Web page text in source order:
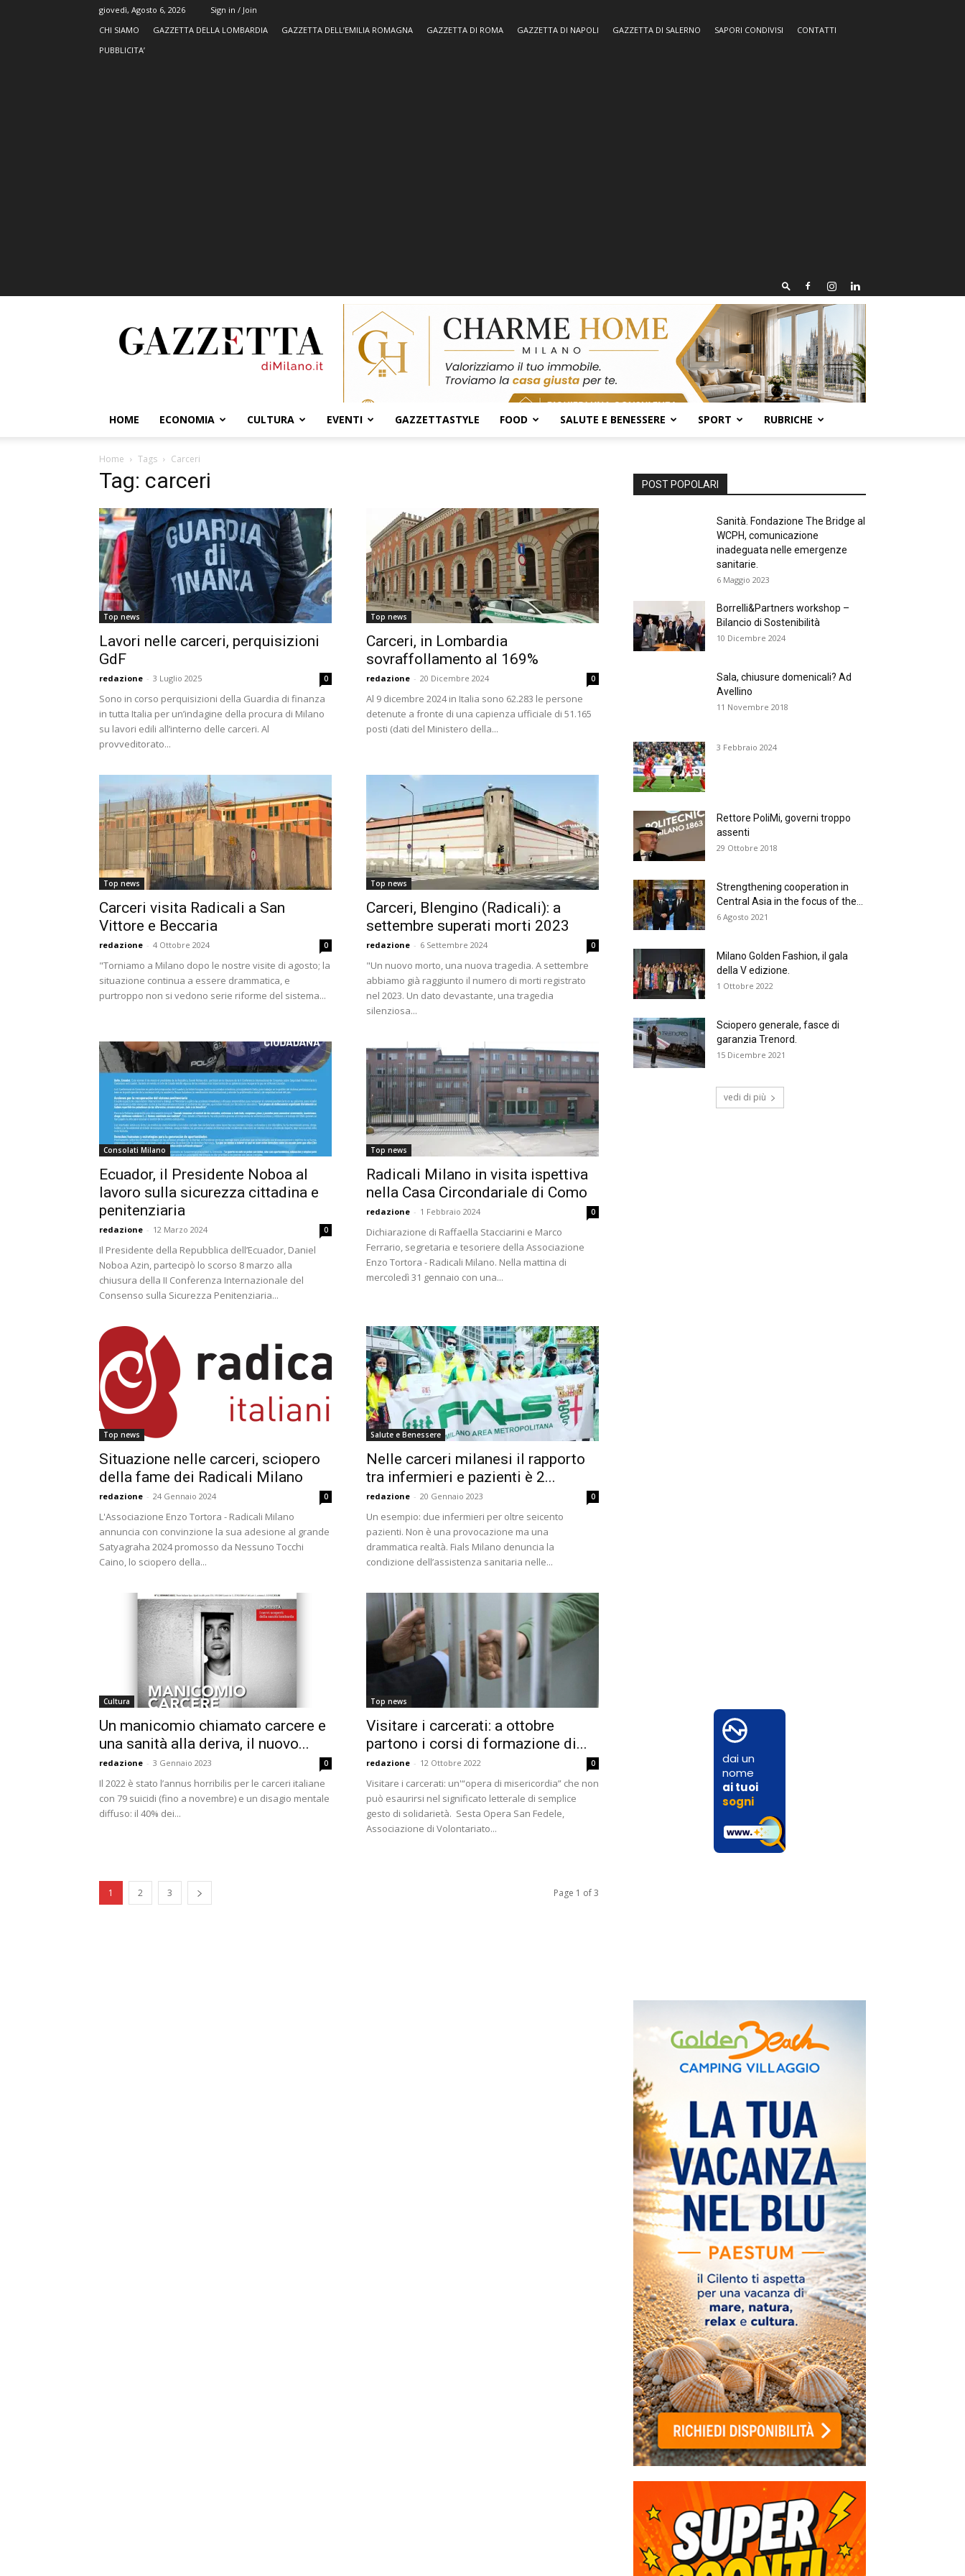
giovedì, Agosto 6, 2026
Sign in / Join
CHI SIAMO
GAZZETTA DELLA LOMBARDIA GAZZETTA DELL’EMILIA ROMAGNA GAZZETTA DI ROMA GAZZETTA DI NAPOLI GAZZETTA DI SALERNO SAPORI CONDIVISI
CONTATTI
PUBBLICITA’
HOME ECONOMIA CULTURA EVENTI GAZZETTASTYLE FOOD SALUTE E BENESSERE SPORT RUBRICHE
Home Tags Carceri
Tag: carceri
Top news
Lavori nelle carceri, perquisizioni
GdF
redazione - 3 Luglio 2025 0
Sono in corso perquisizioni della Guardia di finanza
in tutta Italia per un’indagine della procura di Milano
su lavori edili all’interno delle carceri. Al
provveditorato...
Top news
Carceri, in Lombardia
sovraffollamento al 169%
redazione - 20 Dicembre 2024 0
Al 9 dicembre 2024 in Italia sono 62.283 le persone
detenute a fronte di una capienza ufficiale di 51.165
posti (dati del Ministero della...
Top news
Carceri visita Radicali a San
Vittore e Beccaria
redazione - 4 Ottobre 2024 0
"Torniamo a Milano dopo le nostre visite di agosto; la
situazione continua a essere drammatica, e
purtroppo non si vedono serie riforme del sistema...
Top news
Carceri, Blengino (Radicali): a
settembre superati morti 2023
redazione - 6 Settembre 2024 0
"Un nuovo morto, una nuova tragedia. A settembre
abbiamo già raggiunto il numero di morti registrato
nel 2023. Un dato devastante, una tragedia
silenziosa...
Consolati Milano
Ecuador, il Presidente Noboa al
lavoro sulla sicurezza cittadina e
penitenziaria
redazione - 12 Marzo 2024 0
Il Presidente della Repubblica dell’Ecuador, Daniel
Noboa Azin, partecipò lo scorso 8 marzo alla
chiusura della II Conferenza Internazionale del
Consenso sulla Sicurezza Penitenziaria...
Top news
Radicali Milano in visita ispettiva
nella Casa Circondariale di Como
redazione - 1 Febbraio 2024 0
Dichiarazione di Raffaella Stacciarini e Marco
Ferrario, segretaria e tesoriere della Associazione
Enzo Tortora - Radicali Milano. Nella mattina di
mercoledì 31 gennaio con una...
Top news
Situazione nelle carceri, sciopero
della fame dei Radicali Milano
redazione - 24 Gennaio 2024 0
L'Associazione Enzo Tortora - Radicali Milano
annuncia con convinzione la sua adesione al grande
Satyagraha 2024 promosso da Nessuno Tocchi
Caino, lo sciopero della...
Salute e Benessere
Nelle carceri milanesi il rapporto
tra infermieri e pazienti è 2...
redazione - 20 Gennaio 2023 0
Un esempio: due infermieri per oltre seicento
pazienti. Non è una provocazione ma una
drammatica realtà. Fials Milano denuncia la
condizione dell’assistenza sanitaria nelle...
Cultura
Un manicomio chiamato carcere e
una sanità alla deriva, il nuovo...
redazione - 3 Gennaio 2023 0
Il 2022 è stato l’annus horribilis per le carceri italiane
con 79 suicidi (fino a novembre) e un disagio mentale
diffuso: il 40% dei...
Top news
Visitare i carcerati: a ottobre
partono i corsi di formazione di...
redazione - 12 Ottobre 2022 0
Visitare i carcerati: un'“opera di misericordia” che non
può esaurirsi nel significato letterale di semplice
gesto di solidarietà. Sesta Opera San Fedele,
Associazione di Volontariato...
1 2 3 Page 1 of 3
POST POPOLARI
Sanità. Fondazione The Bridge al
WCPH, comunicazione
inadeguata nelle emergenze
sanitarie.
6 Maggio 2023
Borrelli&Partners workshop –
Bilancio di Sostenibilità
10 Dicembre 2024
Sala, chiusure domenicali? Ad
Avellino
11 Novembre 2018
3 Febbraio 2024
Rettore PoliMi, governi troppo
assenti
29 Ottobre 2018
Strengthening cooperation in
Central Asia in the focus of the...
6 Agosto 2021
Milano Golden Fashion, il gala
della V edizione.
1 Ottobre 2022
Sciopero generale, fasce di
garanzia Trenord.
15 Dicembre 2021
vedi di più